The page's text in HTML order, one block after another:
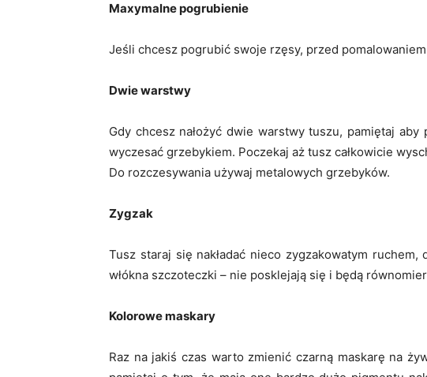
Maxymalne pogrubienie
Jeśli chcesz pogrubić swoje rzęsy, przed
Dwie warstwy
Gdy chcesz nałożyć dwie warstwy tuszu, pamiętaj aby
wyczesać grzebykiem. Poczekaj aż tusz całkowicie
Do rozczesywania używaj metalowych grzebyków.
Zygzak
Tusz staraj się nakładać nieco zygzakowatym
włókna szczoteczki – nie posklejają się i będą
Kolorowe maskary
Raz na jakiś czas warto zmienić czarną maskarę na